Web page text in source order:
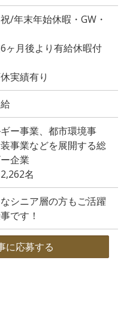
/年末年始休暇・GW・
月後より有給休暇付
実績有り
ー事業、都市環境事
事業などを展開する総
企業
名
シニア層の方もご活躍
です！
に応募する